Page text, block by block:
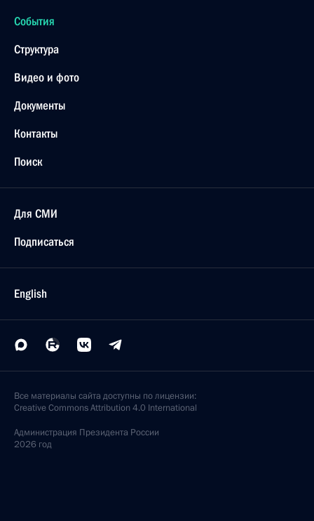
События
Структура
Видео и фото
Документы
Контакты
Поиск
Для СМИ
Подписаться
English
Все материалы сайта доступны по лицензии:
Creative Commons Attribution 4.0 International
Администрация Президента России
2026 год